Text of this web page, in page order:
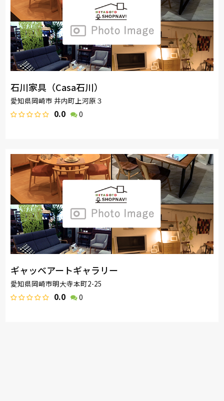
石川家具（Casa石川）
愛知県岡崎市 井内町上河原３
0.0 0
ギャッベアートギャラリー
愛知県岡崎市明大寺本町2-25
0.0 0